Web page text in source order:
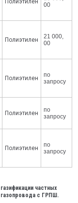
00
Полиэтилен
21 000,
00
Полиэтилен
по
запросу
Полиэтилен
по
запросу
Полиэтилен
по
запросу
частных
с ГРПШ.